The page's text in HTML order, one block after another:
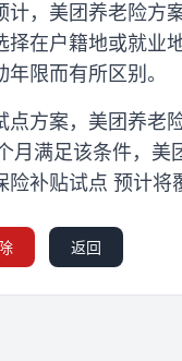
计，美团养老险方
择在户籍地或就业
限而有所区别。
点方案，美团养老
月满足该条件，
险补贴试点 预计将
返回